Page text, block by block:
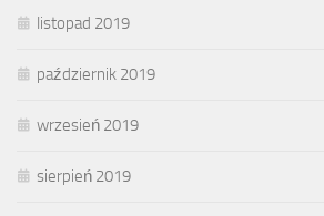
listopad 2019
październik 2019
wrzesień 2019
sierpień 2019